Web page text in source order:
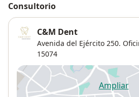
Consultorio
C&M Dent
Avenida del Ejército 250.
15074
Ampliar
se